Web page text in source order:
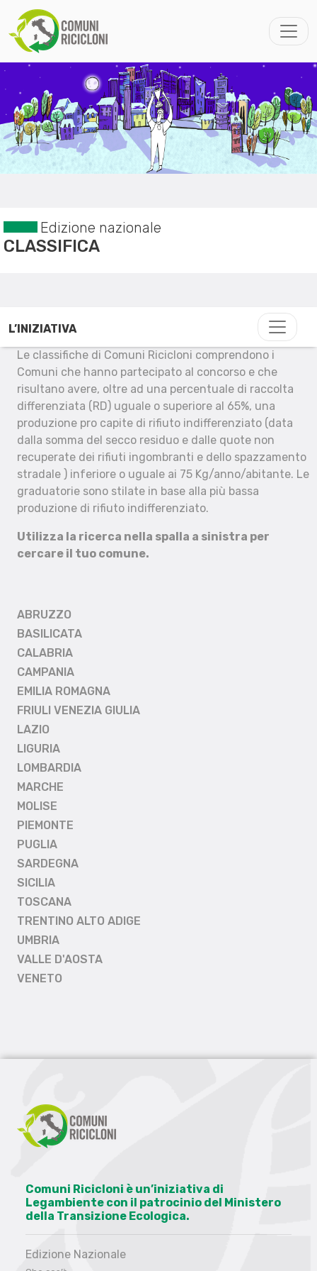
Edizione nazionale
CLASSIFICA
L’INIZIATIVA
Le classifiche di Comuni Ricicloni comprendono i
Comuni che hanno partecipato al concorso e che
risultano avere, oltre ad una percentuale di raccolta
differenziata (RD) uguale o superiore al 65%, una
produzione pro capite di rifiuto indifferenziato (data
dalla somma del secco residuo e dalle quote non
recuperate dei rifiuti ingombranti e dello spazzamento
stradale ) inferiore o uguale ai 75 Kg/anno/abitante. Le
graduatorie sono stilate in base alla più bassa
produzione di rifiuto indifferenziato.
Utilizza la ricerca nella spalla a sinistra per
cercare il tuo comune.
ABRUZZO
BASILICATA
CALABRIA
CAMPANIA
EMILIA ROMAGNA
FRIULI VENEZIA GIULIA
LAZIO
LIGURIA
LOMBARDIA
MARCHE
MOLISE
PIEMONTE
PUGLIA
SARDEGNA
SICILIA
TOSCANA
TRENTINO ALTO ADIGE
UMBRIA
VALLE D'AOSTA
VENETO
Comuni Ricicloni è un’iniziativa di
Legambiente con il patrocinio del Ministero
della Transizione Ecologica.
Edizione Nazionale